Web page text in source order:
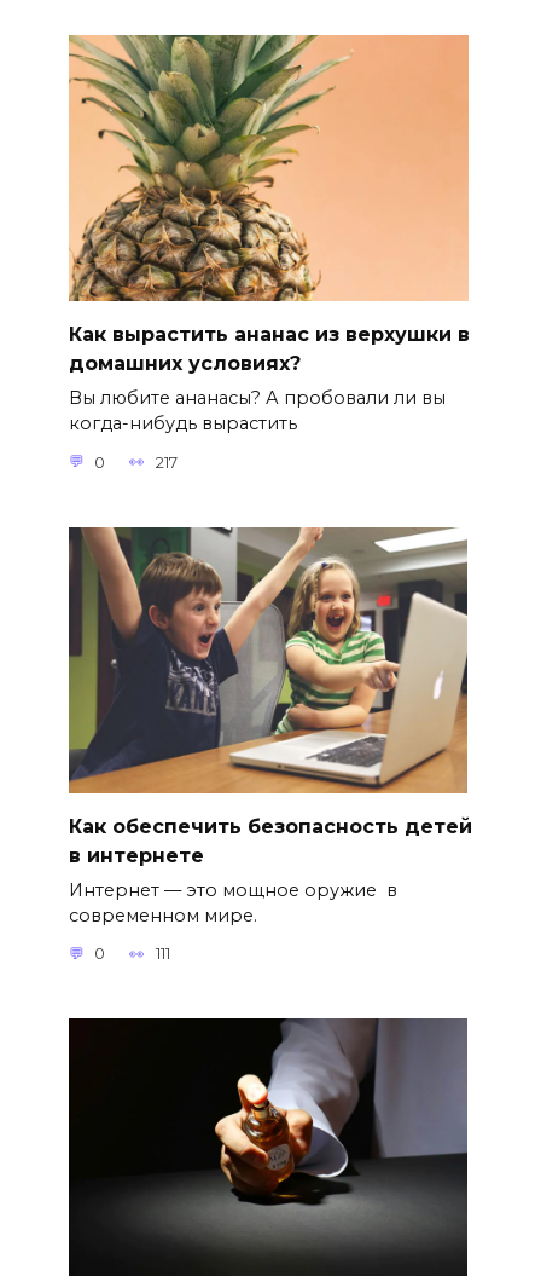
Как вырастить ананас из верхушки в
домашних условиях?
Вы любите ананасы? А пробовали ли вы
когда-нибудь вырастить
0 217
Как обеспечить безопасность детей
в интернете
Интернет — это мощное оружие в
современном мире.
0 111